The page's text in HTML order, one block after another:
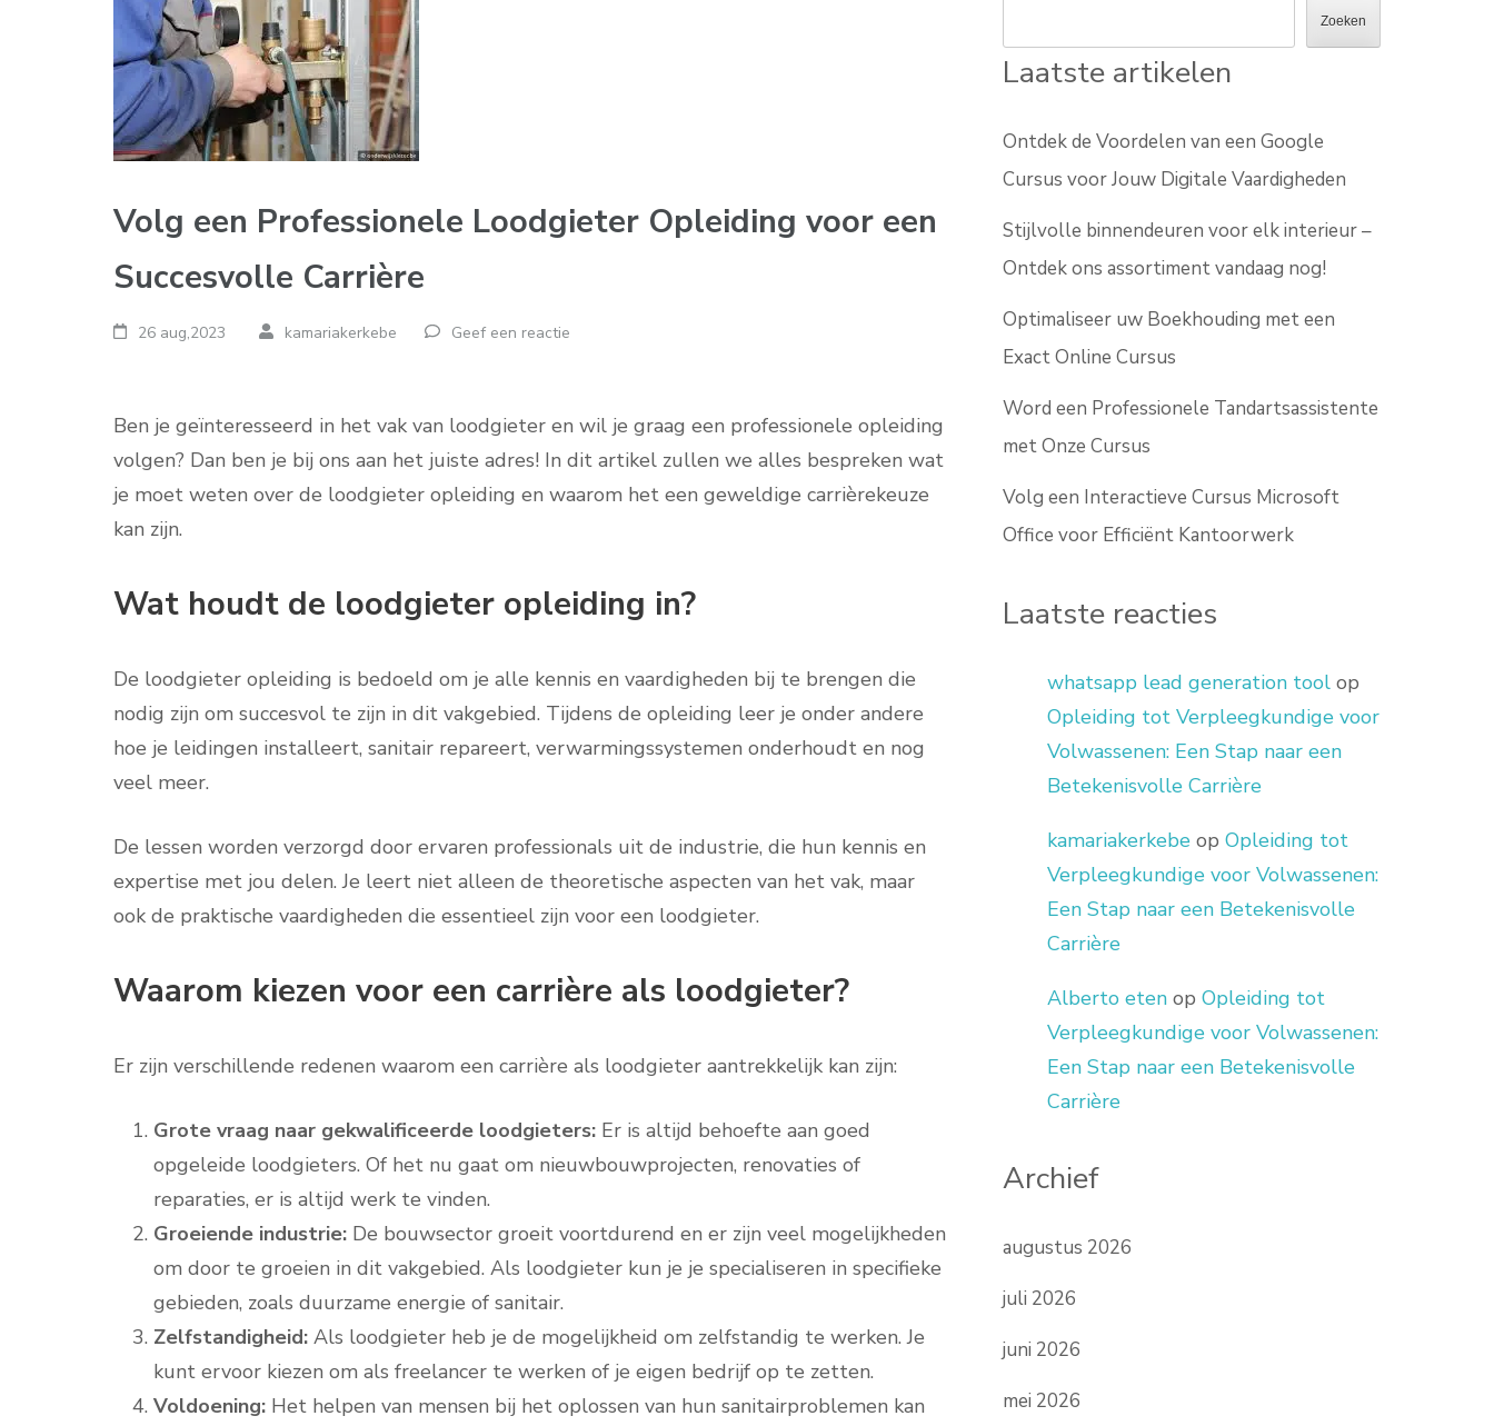
Volg een Professionele Loodgieter Opleiding voor een
Succesvolle Carrière
26 aug,2023 kamariakerkebe Geef een reactie
Ben je geïnteresseerd in het vak van loodgieter en wil je graag een professionele opleiding
volgen? Dan ben je bij ons aan het juiste adres! In dit artikel zullen we alles bespreken wat
je moet weten over de loodgieter opleiding en waarom het een geweldige carrièrekeuze
kan zijn.
Wat houdt de loodgieter opleiding in?
De loodgieter opleiding is bedoeld om je alle kennis en vaardigheden bij te brengen die
nodig zijn om succesvol te zijn in dit vakgebied. Tijdens de opleiding leer je onder andere
hoe je leidingen installeert, sanitair repareert, verwarmingssystemen onderhoudt en nog
veel meer.
De lessen worden verzorgd door ervaren professionals uit de industrie, die hun kennis en
expertise met jou delen. Je leert niet alleen de theoretische aspecten van het vak, maar
ook de praktische vaardigheden die essentieel zijn voor een loodgieter.
Waarom kiezen voor een carrière als loodgieter?
Er zijn verschillende redenen waarom een carrière als loodgieter aantrekkelijk kan zijn:
Grote vraag naar gekwalificeerde loodgieters: Er is altijd behoefte aan goed
opgeleide loodgieters. Of het nu gaat om nieuwbouwprojecten, renovaties of
reparaties, er is altijd werk te vinden.
Groeiende industrie: De bouwsector groeit voortdurend en er zijn veel mogelijkheden
om door te groeien in dit vakgebied. Als loodgieter kun je je specialiseren in specifieke
gebieden, zoals duurzame energie of sanitair.
Zelfstandigheid: Als loodgieter heb je de mogelijkheid om zelfstandig te werken. Je
kunt ervoor kiezen om als freelancer te werken of je eigen bedrijf op te zetten.
Voldoening: Het helpen van mensen bij het oplossen van hun sanitairproblemen kan
Zoeken
Laatste artikelen
Ontdek de Voordelen van een Google
Cursus voor Jouw Digitale Vaardigheden
Stijlvolle binnendeuren voor elk interieur –
Ontdek ons assortiment vandaag nog!
Optimaliseer uw Boekhouding met een
Exact Online Cursus
Word een Professionele Tandartsassistente
met Onze Cursus
Volg een Interactieve Cursus Microsoft
Office voor Efficiënt Kantoorwerk
Laatste reacties
whatsapp lead generation tool op
Opleiding tot Verpleegkundige voor
Volwassenen: Een Stap naar een
Betekenisvolle Carrière
kamariakerkebe opOpleiding tot
Verpleegkundige voor Volwassenen:
Een Stap naar een Betekenisvolle
Carrière
Alberto eten opOpleiding tot
Verpleegkundige voor Volwassenen:
Een Stap naar een Betekenisvolle
Carrière
Archief
augustus 2026
juli 2026
juni 2026
mei 2026